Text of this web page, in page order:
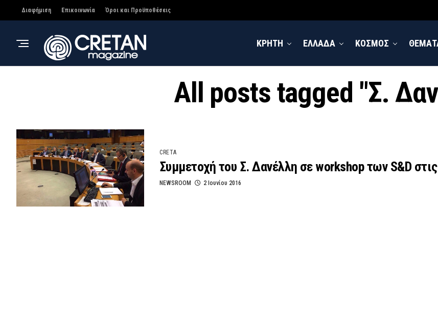
Διαφήμιση Επικοινωνία Όροι και Προϋποθέσεις
ΚΡΗΤΗ ΕΛΛΑΔΑ ΚΟΣΜΟΣ
All posts tagged "Σ.
CRETA
Συμμετοχή του Σ. Δανέλλη σε workshop των S&D
NEWSROOM 2 Ιουνίου 2016